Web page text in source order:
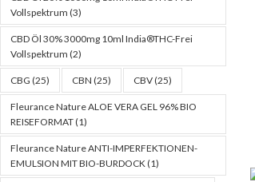
Vollspektrum (3)
CBD Öl 30% 3000mg 10ml India®THC-Frei
Vollspektrum (2)
CBG (25) CBN (25) CBV(25)
Fleurance Nature ALOE VERA GEL 96% BIO
REISEFORMAT(1)
Fleurance Nature ANTI-IMPERFEKTIONEN-
EMULSION MIT BIO-BURDOCK(1)